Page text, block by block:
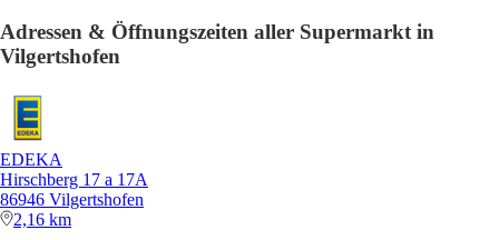
Adressen & Öffnungszeiten aller Supermarkt in
Vilgertshofen
EDEKA
Hirschberg 17 a 17A
86946 Vilgertshofen
2,16 km